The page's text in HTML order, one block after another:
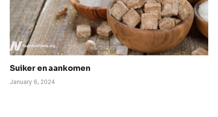
Suiker en aankomen
January 6, 2024